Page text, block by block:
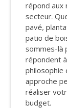
répond aux
secteur.
pavé,
patio de
sommes-là
répondent
philosophie
approche
réaliser
budget.